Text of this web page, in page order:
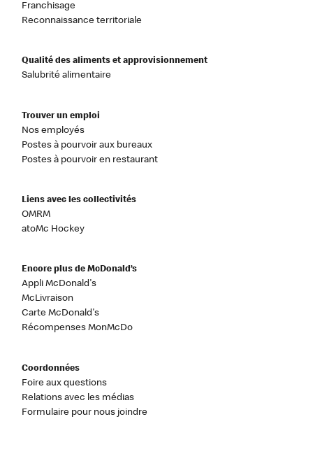
Franchisage
Reconnaissance territoriale
Qualité des aliments et approvisionnement
Salubrité alimentaire
Trouver un emploi
Nos employés
Postes à pourvoir aux bureaux
Postes à pourvoir en restaurant
Liens avec les collectivités
OMRM
atoMc Hockey
Encore plus de McDonald’s
Appli McDonald's
McLivraison
Carte McDonald's
Récompenses MonMcDo
Coordonnées
Foire aux questions
Relations avec les médias
Formulaire pour nous joindre